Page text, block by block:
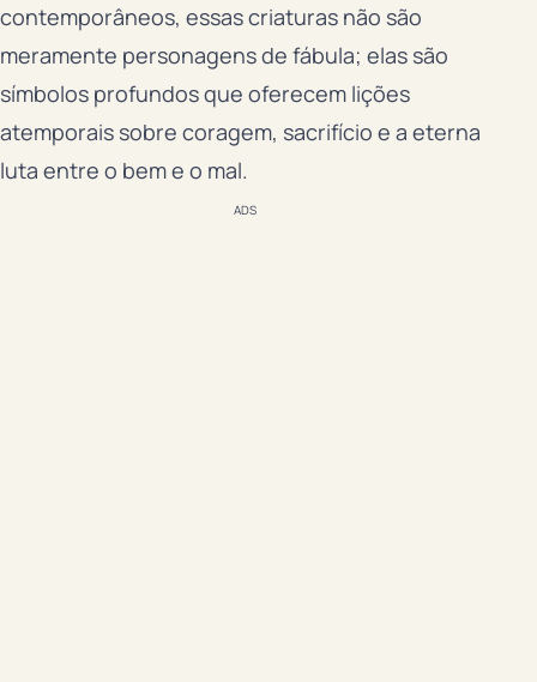
contemporâneos, essas criaturas não são
meramente personagens de fábula; elas são
símbolos profundos que oferecem lições
atemporais sobre coragem, sacrifício e a eterna
luta entre o bem e o mal.
ADS